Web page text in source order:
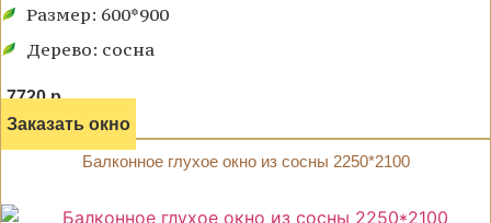
Размер: 600*900
Дерево: сосна
7720 р.
Заказать окно
Балконное глухое окно из сосны 2250*2100